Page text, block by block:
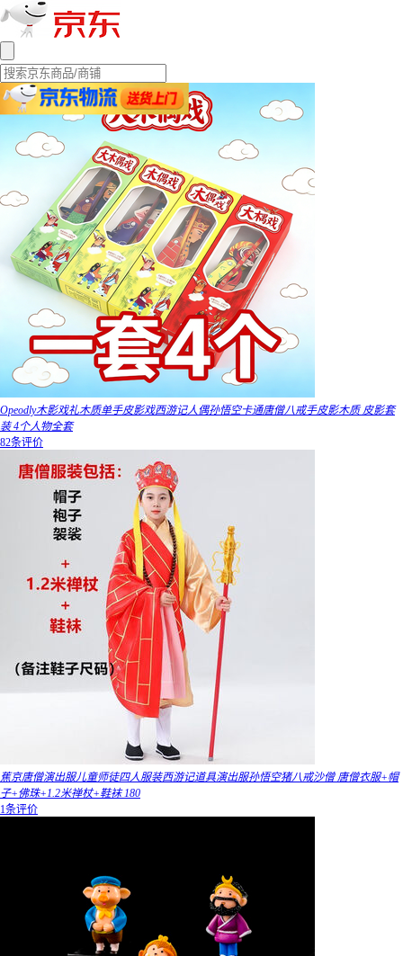
Opeodly木影戏礼木质单手皮影戏西游记人偶孙悟空卡通唐僧八戒手皮影木质 皮影套
装 4个人物全套
82条评价
蕉京唐僧演出服儿童师徒四人服装西游记道具演出服孙悟空猪八戒沙僧 唐僧衣服+帽
子+佛珠+1.2米禅杖+鞋袜 180
1条评价